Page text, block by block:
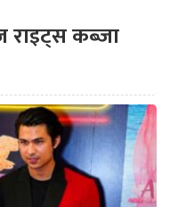
राइट्स कब्जा